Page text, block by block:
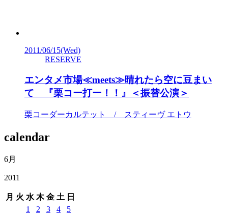
2011/06/15(Wed)
RESERVE
エンタメ市場≪meets≫晴れたら空に豆まい
て 『栗コー打ー！！』＜振替公演＞
栗コーダーカルテット / スティーヴ エトウ
calendar
6月
2011
月 火 水 木 金 土 日
1 2 3 4
5